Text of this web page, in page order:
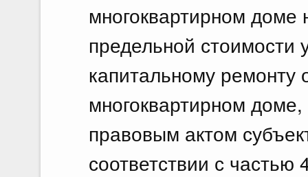
многоквартирном
предельной стоимости
капитальному
многоквартирном
правовым актом
соответствии с